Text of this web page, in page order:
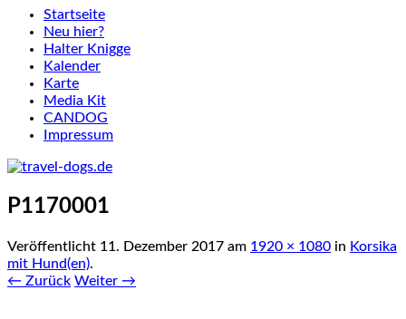
Startseite
Neu hier?
Halter Knigge
Kalender
Karte
Media Kit
CANDOG
Impressum
P1170001
Veröffentlicht 11. Dezember 2017 am 1920 × 1080 in Korsika
mit Hund(en).
← Zurück Weiter →